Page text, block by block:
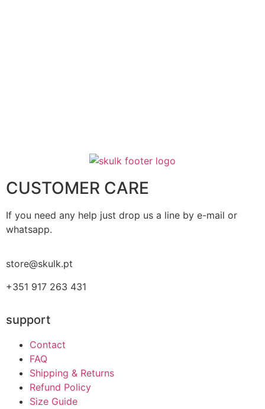
CUSTOMER CARE
If you need any help just drop us a line by e-mail or
whatsapp.
store@skulk.pt
+351 917 263 431
support
Contact
FAQ
Shipping & Returns
Refund Policy
Size Guide